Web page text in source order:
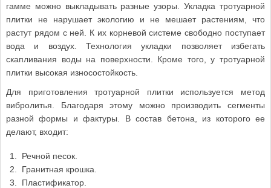
гамме можно выкладывать разные узоры. Укладка тротуарной
плитки не нарушает экологию и не мешает растениям, что
растут рядом с ней. К их корневой системе свободно поступает
вода и воздух. Технология укладки позволяет избегать
скапливания воды на поверхности. Кроме того, у тротуарной
плитки высокая износостойкость.
Для приготовления тротуарной плитки используется метод
вибролитья. Благодаря этому можно производить сегменты
разной формы и фактуры. В состав бетона, из которого ее
делают, входит:
Речной песок.
Гранитная крошка.
Пластификатор.